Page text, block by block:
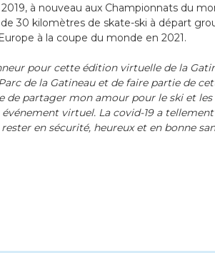
à nouveau aux Championnats du
30 kilomètres de skate-ski à départ
à la coupe du monde en 2021.
pour cette édition virtuelle de la
de la Gatineau et de faire partie de
de partager mon amour pour le ski et
virtuel. La covid-19 a
en sécurité, heureux et en bonne